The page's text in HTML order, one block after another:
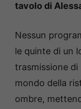
tavolo di
Nessun
le quinte di un
trasmissione di
mondo della
ombre,